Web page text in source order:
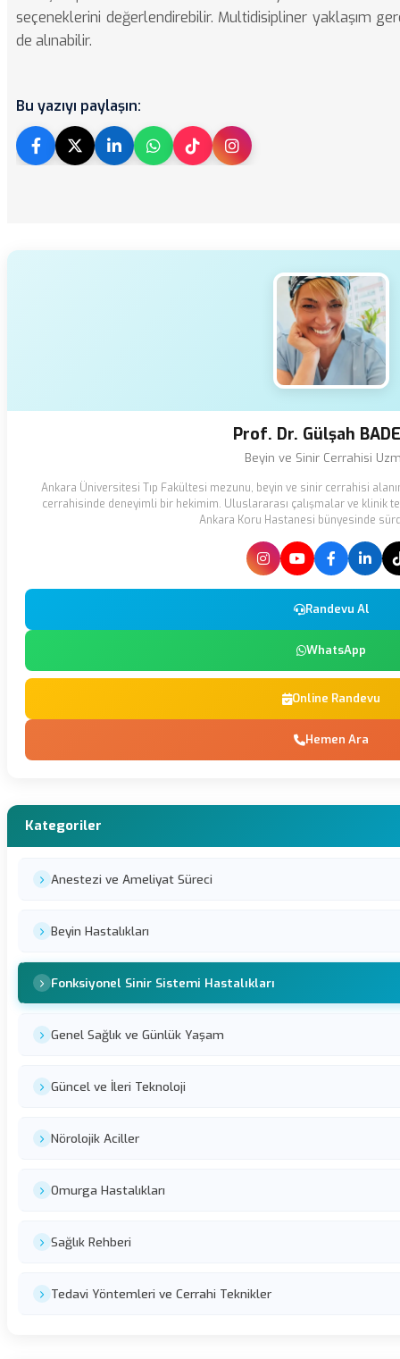
seçeneklerini değerlendirebilir. Multidisipliner yaklaşım
de alınabilir.
Bu yazıyı paylaşın:
Prof. Dr. Gülşah
Beyin ve Sinir Cerrahisi
Ankara Üniversitesi Tıp Fakültesi mezunu, beyin ve sinir cerrahisi
cerrahisinde deneyimli bir hekimim. Uluslararası çalışmalar ve klinik
Ankara Koru Hastanesi bünyesinde
Randevu Al
WhatsApp
Online Randevu
Hemen Ara
Kategoriler
Anestezi ve Ameliyat Süreci
Beyin Hastalıkları
Fonksiyonel Sinir Sistemi Hastalıkları
Genel Sağlık ve Günlük Yaşam
Güncel ve İleri Teknoloji
Nörolojik Aciller
Omurga Hastalıkları
Sağlık Rehberi
Tedavi Yöntemleri ve Cerrahi Teknikler